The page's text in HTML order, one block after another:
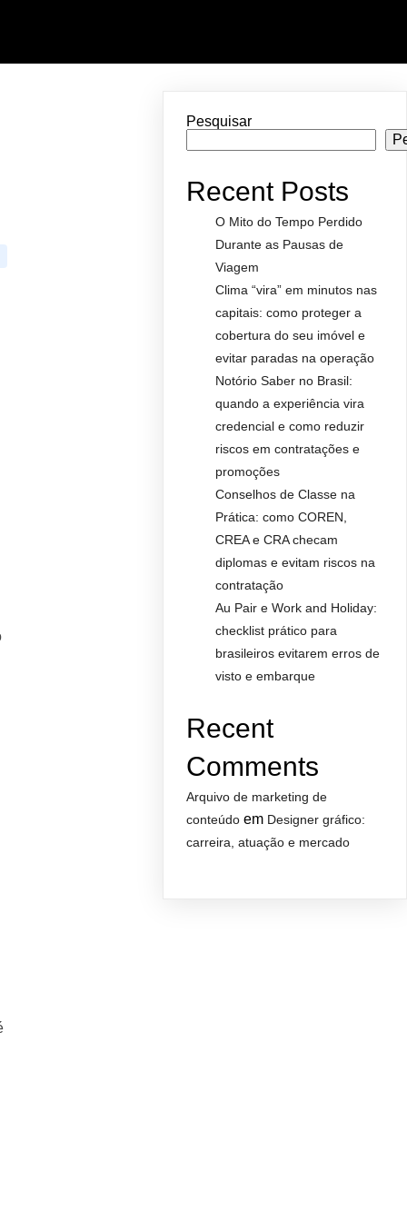
Pesquisar
Recent Posts
O Mito do Tempo Perdido
Durante as Pausas de
Viagem
Clima “vira” em minutos nas
capitais: como proteger a
cobertura do seu imóvel e
evitar paradas na operação
Notório Saber no Brasil:
quando a experiência vira
credencial e como reduzir
riscos em contratações e
promoções
Conselhos de Classe na
Prática: como COREN,
CREA e CRA checam
diplomas e evitam riscos na
contratação
Au Pair e Work and Holiday:
checklist prático para
brasileiros evitarem erros de
visto e embarque
Recent
Comments
Arquivo de marketing de
conteúdo em Designer gráfico:
carreira, atuação e mercado